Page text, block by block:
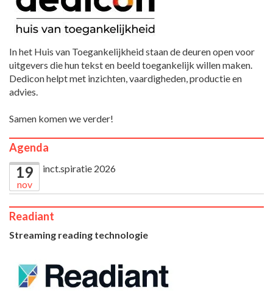
In het Huis van Toegankelijkheid staan de deuren open voor
uitgevers die hun tekst en beeld toegankelijk willen maken.
Dedicon helpt met inzichten, vaardigheden, productie en
advies.
Samen komen we verder!
Agenda
19
nov
inct.spiratie 2026
Readiant
Streaming reading technologie